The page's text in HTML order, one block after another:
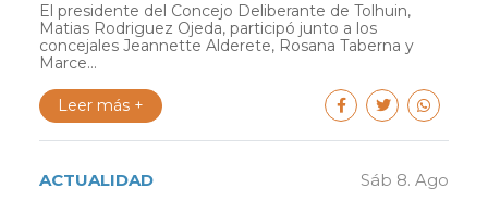
El presidente del Concejo Deliberante de Tolhuin,
Matias Rodriguez Ojeda, participó junto a los
concejales Jeannette Alderete, Rosana Taberna y
Marce...
Leer más +
ACTUALIDAD Sáb 8. Ago